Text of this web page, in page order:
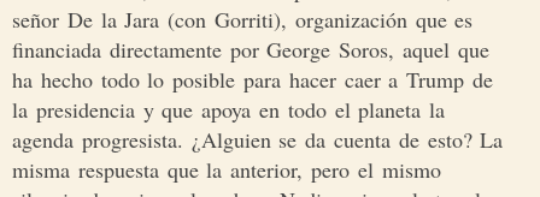
señor De la Jara (con Gorriti), organización que es
financiada directamente por George Soros, aquel que
ha hecho todo lo posible para hacer caer a Trump de
la presidencia y que apoya en todo el planeta la
agenda progresista. ¿Alguien se da cuenta de esto? La
misma respuesta que la anterior, pero el mismo